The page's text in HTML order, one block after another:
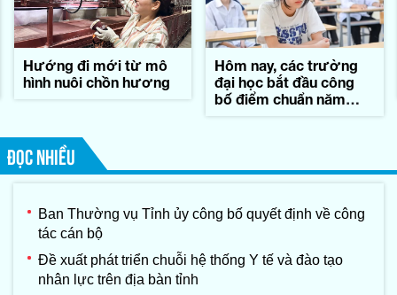
Hướng đi mới từ mô
hình nuôi chồn hương
Hôm nay, các trường
đại học bắt đầu công
bố điểm chuẩn năm
ĐỌC NHIỀU
Ban Thường vụ Tỉnh ủy công bố quyết định về công
tác cán bộ
Đề xuất phát triển chuỗi hệ thống Y tế và đào tạo
nhân lực trên địa bàn tỉnh